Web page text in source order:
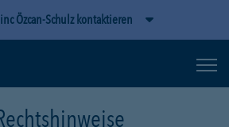
Özcan-Schulz kontaktieren